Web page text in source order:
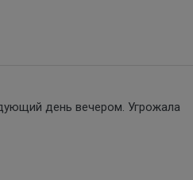
день вечером. Угрожала